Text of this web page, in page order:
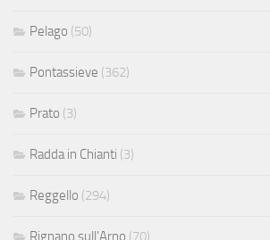
Pelago (50)
Pontassieve (362)
Prato (3)
Radda in Chianti (3)
Reggello (294)
Rignano sull'Arno (70)